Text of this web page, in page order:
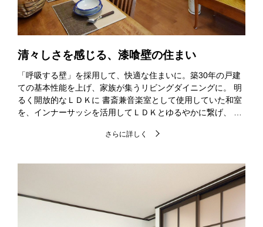
清々しさを感じる、漆喰壁の住まい
「呼吸する壁」を採用して、快適な住まいに。築30年の戸建
ての基本性能を上げ、家族が集うリビングダイニングに。 明
るく開放的なＬＤＫに 書斎兼音楽室として使用していた和室
を、インナーサッシを活用してＬＤＫとゆるやかに繋げ、 …
さらに詳しく